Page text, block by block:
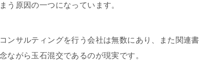
う原因の一つになっています。
ンサルティングを行う会社は無数にあり、また関連書
ながら玉石混交であるのが現実です。